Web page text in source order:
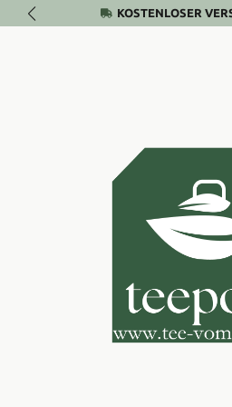
Zum Hauptinhalt springen
KOSTENLOSER